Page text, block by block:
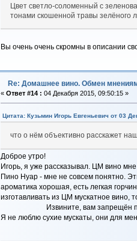
Цвет светло-соломенный с
тонами скошенной травы зелёного
Вы очень очень скромны в описании
Re: Домашнее вино. Обмен
« Ответ #14 : 04 Декабря 2015, 09:50:15 »
Цитата: Кузьмин Игорь Евгеньевич от 03
что о нём объективно расскажет
Доброе утро!
Игорь, я уже рассказывал. ЦМ вино
Пино Нуар - мне не совсем понятно.
ароматика хорошая, есть легкая
изготавливать из ЦМ мускатное вино,
Извините, вам запрещён
Я не люблю сухие мускаты, они для